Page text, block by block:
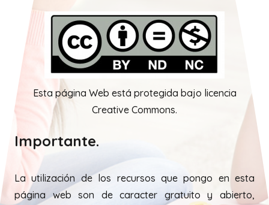
Esta página Web está protegida bajo licencia
Creative Commons.
Importante.
La utilización de los recursos que pongo en esta
página web son de caracter gratuito y abierto,